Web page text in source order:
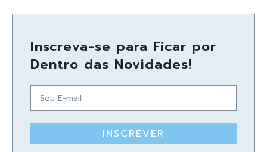
Inscreva-se para Ficar por
Dentro das Novidades!
INSCREVER